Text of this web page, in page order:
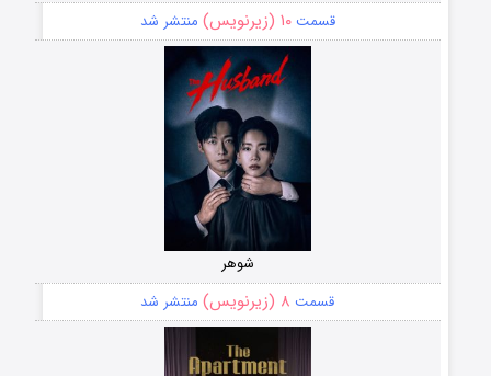
قسمت۱۰ (زیرنویس) منتشر شد
شوهر
قسمت ۸ (زیرنویس) منتشر شد